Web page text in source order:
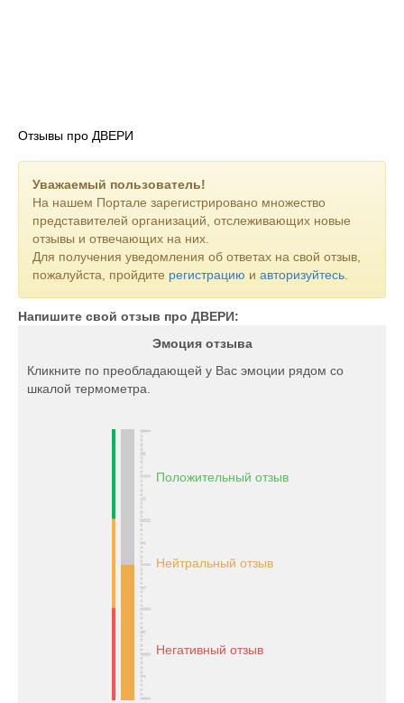
Отзывы про ДВЕРИ
Уважаемый пользователь!
На нашем Портале зарегистрировано множество
представителей организаций, отслеживающих новые
отзывы и отвечающих на них.
Для получения уведомления об ответах на свой отзыв,
пожалуйста, пройдите регистрацию и авторизуйтесь
Напишите свой отзыв про ДВЕРИ:
Эмоция отзыва
Кликните по преобладающей у Вас эмоции рядом со
шкалой термометра.
Положительный отзыв
Нейтральный отзыв
Негативный отзыв